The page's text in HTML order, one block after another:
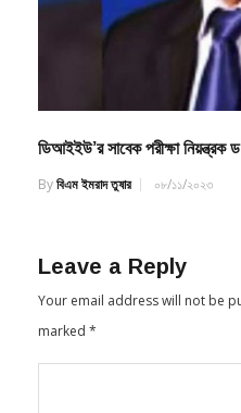
ডিআইইউ’র সাবেক পরীক্ষা নিয়ন্ত্রক
Leave a Reply
Your email address will not be
marked*